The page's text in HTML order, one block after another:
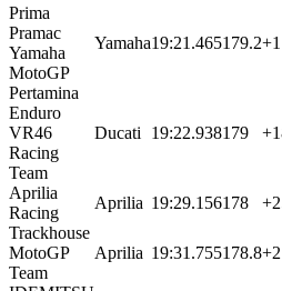
Prima
Pramac
Yamaha
MotoGP
Yamaha19:21.465179.2
Pertamina
Enduro
VR46
Racing
Team
Ducati 19:22.938179
Aprilia
Racing
Aprilia 19:29.156178
Trackhouse
MotoGP
Team
Aprilia 19:31.755178.8